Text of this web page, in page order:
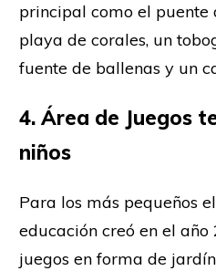
principal como el puente
playa de corales, un
fuente de ballenas y un
4. Área de Juegos
niños
Para los más pequeños
educación creó en el
juegos en forma de